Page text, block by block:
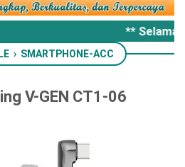
** Selamat
› SMARTPHONE-ACC
V-GEN CT1-06